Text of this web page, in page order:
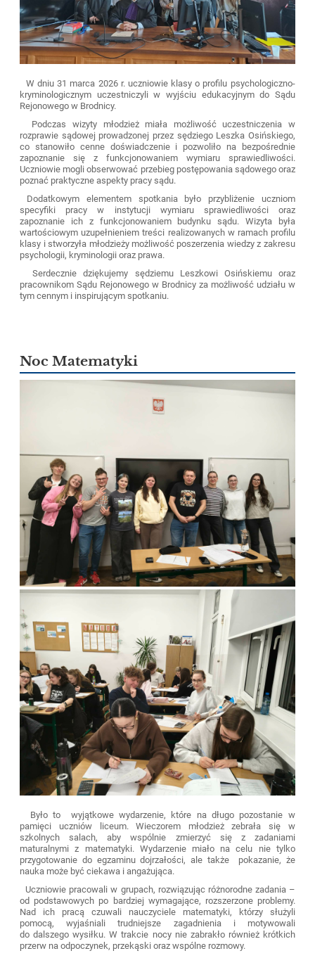
W dniu 31 marca 2026 r. uczniowie klasy o profilu psychologiczno-
kryminologicznym uczestniczyli w wyjściu edukacyjnym do Sądu
Rejonowego w Brodnicy.
Podczas wizyty młodzież miała możliwość uczestniczenia w
rozprawie sądowej prowadzonej przez sędziego Leszka Osińskiego,
co stanowiło cenne doświadczenie i pozwoliło na bezpośrednie
zapoznanie się z funkcjonowaniem wymiaru sprawiedliwości.
Uczniowie mogli obserwować przebieg postępowania sądowego oraz
poznać praktyczne aspekty pracy sądu.
Dodatkowym elementem spotkania było przybliżenie uczniom
specyfiki pracy w instytucji wymiaru sprawiedliwości oraz
zapoznanie ich z funkcjonowaniem budynku sądu. Wizyta była
wartościowym uzupełnieniem treści realizowanych w ramach profilu
klasy i stworzyła młodzieży możliwość poszerzenia wiedzy z zakresu
psychologii, kryminologii oraz prawa.
Serdecznie dziękujemy sędziemu Leszkowi Osińskiemu oraz
pracownikom Sądu Rejonowego w Brodnicy za możliwość udziału w
tym cennym i inspirującym spotkaniu.
Noc Matematyki
Było to wyjątkowe wydarzenie, które na długo pozostanie w
pamięci uczniów liceum. Wieczorem młodzież zebrała się w
szkolnych salach, aby wspólnie zmierzyć się z zadaniami
maturalnymi z matematyki. Wydarzenie miało na celu nie tylko
przygotowanie do egzaminu dojrzałości, ale także pokazanie, że
nauka może być ciekawa i angażująca.
Uczniowie pracowali w grupach, rozwiązując różnorodne zadania –
od podstawowych po bardziej wymagające, rozszerzone problemy.
Nad ich pracą czuwali nauczyciele matematyki, którzy służyli
pomocą, wyjaśniali trudniejsze zagadnienia i motywowali
do dalszego wysiłku. W trakcie nocy nie zabrakło również krótkich
przerw na odpoczynek, przekąski oraz wspólne rozmowy.